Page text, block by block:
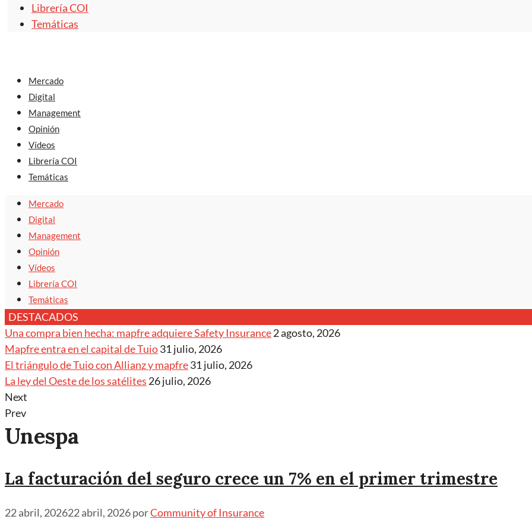
Librería COI
Temáticas
Mercado
Digital
Management
Opinión
Vídeos
Librería COI
Temáticas
Mercado
Digital
Management
Opinión
Vídeos
Librería COI
Temáticas
DESTACADOS
Una compra bien hecha: mapfre adquiere Safety Insurance2 agosto, 2026
Mapfre entra en el capital de Tuio31 julio, 2026
El triángulo de Tuio con Allianz y mapfre31 julio, 2026
La ley del Oeste de los satélites 26 julio, 2026
Next
Prev
Unespa
La facturación del seguro crece un 7% en el primer trimestre
22 abril, 202622 abril, 2026porCommunity of Insurance